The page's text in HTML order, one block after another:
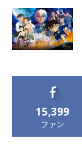
15,399
ファン